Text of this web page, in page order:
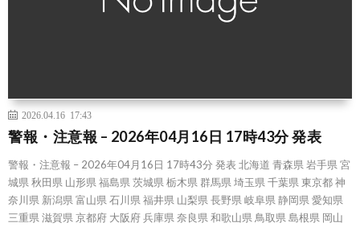
2026.04.16 17:43
警報・注意報 – 2026年04月16日 17時43分 発表
警報・注意報 – 2026年04月16日 17時43分 発表 北海道 青森県 岩手県 宮
城県 秋田県 山形県 福島県 茨城県 栃木県 群馬県 埼玉県 千葉県 東京都 神
奈川県 新潟県 富山県 石川県 福井県 山梨県 長野県 岐阜県 静岡県 愛知県
三重県 滋賀県 京都府 大阪府 兵庫県 奈良県 和歌山県 鳥取県 島根県 岡山